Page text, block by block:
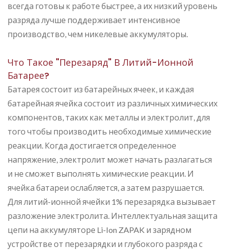
всегда готовы к работе быстрее, а их низкий уровень
разряда лучше поддерживает интенсивное
производство, чем никелевые аккумуляторы.
Что Такое "перезаряд" В Литий-Ионной
Батарее?
Батарея состоит из батарейных ячеек, и каждая
батарейная ячейка состоит из различных химических
компонентов, таких как металлы и электролит, для
того чтобы производить необходимые химические
реакции. Когда достигается определенное
напряжение, электролит может начать разлагаться
и не сможет выполнять химические реакции. И
ячейка батареи ослабляется, а затем разрушается.
Для литий-ионной ячейки 1% перезарядка вызывает
разложение электролита. Интеллектуальная защита
цепи на аккумуляторе Li-Ion ZAPAK и зарядном
устройстве от перезарядки и глубокого разряда с